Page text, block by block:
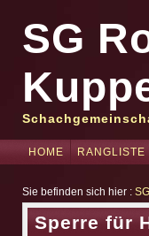
SG
HOME RANGLISTE
Sie befinden sich hier :
Sperre für